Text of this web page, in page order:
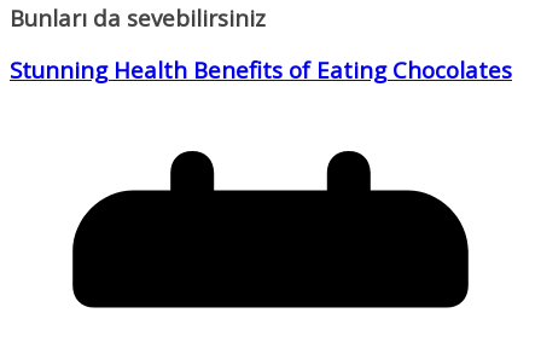
Bunları da sevebilirsiniz
Stunning Health Benefits of Eating Chocolates